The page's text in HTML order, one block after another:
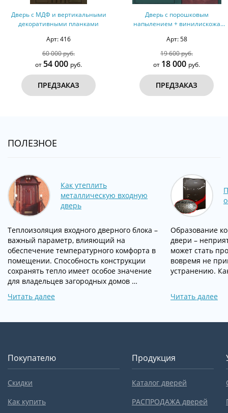
Дверь с МДФ и вертикальными
декоративными планками
Арт: 416
60 000 руб.
от 54 000 руб.
ПРЕДЗАКАЗ
Дверь с порошковым
напылением + винилискожа
Арт: 58
19 600 руб.
от 18 000 руб.
ПРЕДЗАКАЗ
ПОЛЕЗНОЕ
Как утеплить
металлическую входную
дверь
Теплоизоляция входного дверного блока –
важный параметр, влияющий на
обеспечение температурного комфорта в
помещении. Способность конструкции
сохранять тепло имеет особое значение
для владельцев загородных домов …
Читать далее
Образование
двери –
может стать
вовремя не
устранению.
Читать далее
Покупателю
Скидки
Как купить
Продукция
Каталог дверей
РАСПРОДАЖА дверей